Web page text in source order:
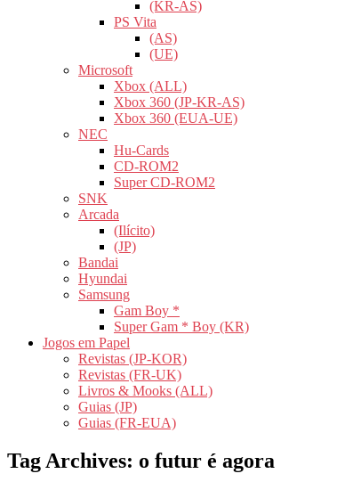
(KR-AS)
PS Vita
(AS)
(UE)
Microsoft
Xbox (ALL)
Xbox 360 (JP-KR-AS)
Xbox 360 (EUA-UE)
NEC
Hu-Cards
CD-ROM2
Super CD-ROM2
SNK
Arcada
(Ilícito)
(JP)
Bandai
Hyundai
Samsung
Gam Boy *
Super Gam * Boy (KR)
Jogos em Papel
Revistas (JP-KOR)
Revistas (FR-UK)
Livros & Mooks (ALL)
Guias (JP)
Guias (FR-EUA)
Tag Archives: o futur é agora